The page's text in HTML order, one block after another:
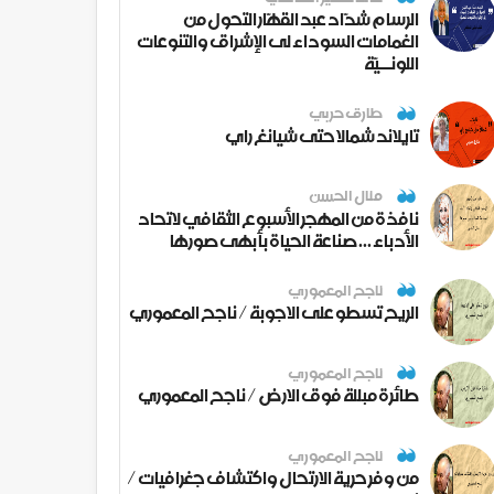
الرسام شدّاد عبد القهّار التحول من
الغمامات السوداء لى الإشراق والتنوعات
اللونــيّة
طارق حربي
تايلاند شمالا حتى شيانغ راي
منال الحسن
نافذة من المهجر الأسبوع الثقافي لاتحاد
الأدباء ... صناعة الحياة بأبهى صورها
ناجح المعموري
الريح تسطو على الاجوبة / ناجح المعموري
ناجح المعموري
طائرة مبللة فوق الارض / ناجح المعموري
ناجح المعموري
من وفر حرية الارتحال واكتشاف جغرافيات /